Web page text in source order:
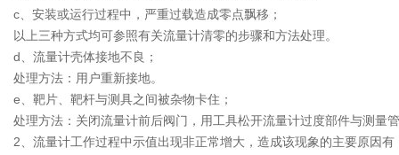
c、安装或运行过程中，严重过载造成零点飘移；
以上三种方式均可参照有关流量计清零的步骤和方法处理。
d、流量计壳体接地不良；
处理方法：用户重新接地。
e、靶片、靶杆与测具之间被杂物卡住；
处理方法：关闭流量计前后阀门，用工具松开流量计过度部件与测量
2、流量计工作过程中示值出现非正常增大，造成该现象的主要原因有